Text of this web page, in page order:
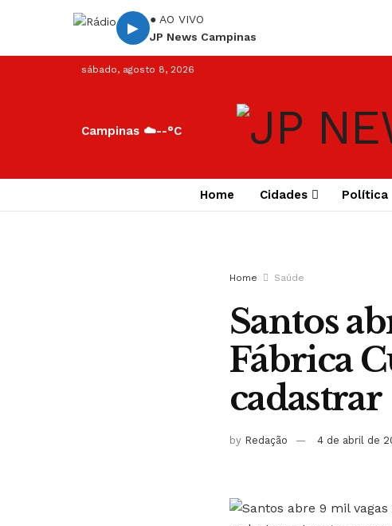
▶
● AO VIVO
JP News Campinas
sábado, agosto 8, 2026
Campinas ☁️--°C
Home Cidades Política
Home Saúde
Santos
Fábrica
cadastrar
by Redação 4 de abril de